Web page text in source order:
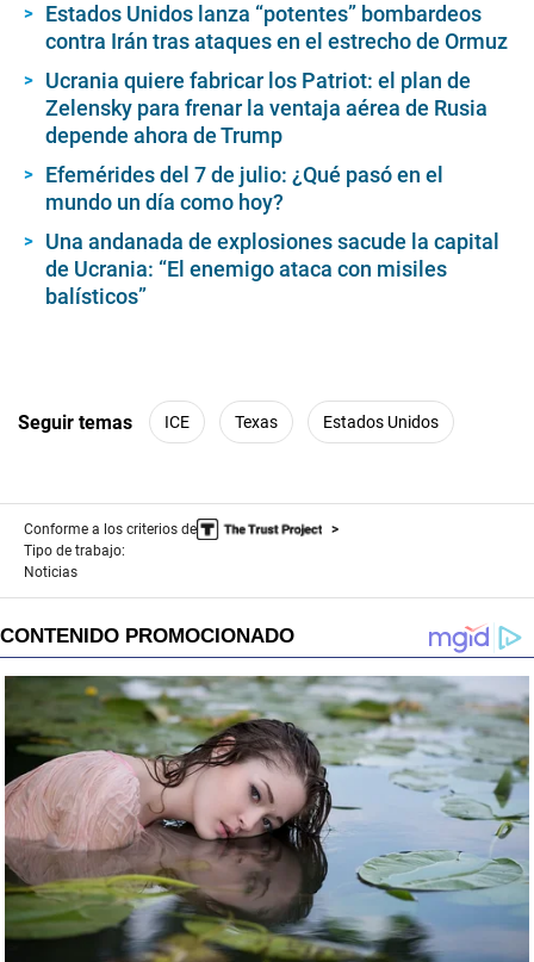
Estados Unidos lanza “potentes” bombardeos
contra Irán tras ataques en el estrecho de Ormuz
Ucrania quiere fabricar los Patriot: el plan de
Zelensky para frenar la ventaja aérea de Rusia
depende ahora de Trump
Efemérides del 7 de julio: ¿Qué pasó en el
mundo un día como hoy?
Una andanada de explosiones sacude la capital
de Ucrania: “El enemigo ataca con misiles
balísticos”
Seguir temas ICE Texas Estados Unidos
Conforme a los criterios de
Tipo de trabajo:
Noticias